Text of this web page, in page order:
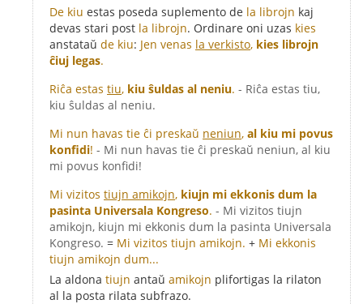
De kiu estas poseda suplemento de la librojn kaj
devas stari post la librojn. Ordinare oni uzas kies
anstataŭ de kiu: Jen venas la verkisto, kies librojn
ĉiuj legas.
Riĉa estas tiu, kiu ŝuldas al neniu. - Riĉa estas tiu,
kiu ŝuldas al neniu.
Mi nun havas tie ĉi preskaŭ neniun, al kiu mi povus
konfidi! - Mi nun havas tie ĉi preskaŭ neniun, al kiu
mi povus konfidi!
Mi vizitos tiujn amikojn, kiujn mi ekkonis dum la
pasinta Universala Kongreso. - Mi vizitos tiujn
amikojn, kiujn mi ekkonis dum la pasinta Universala
Kongreso. = Mi vizitos tiujn amikojn. + Mi ekkonis
tiujn amikojn dum...
La aldona tiujn antaŭ amikojn plifortigas la rilaton
al la posta rilata subfrazo.